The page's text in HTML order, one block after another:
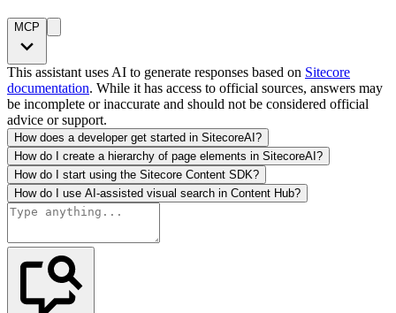
MCP
This assistant uses AI to generate responses based on Sitecore
documentation. While it has access to official sources, answers may
be incomplete or inaccurate and should not be considered official
advice or support.
How does a developer get started in SitecoreAI?
How do I create a hierarchy of page elements in SitecoreAI?
How do I start using the Sitecore Content SDK?
How do I use AI-assisted visual search in Content Hub?